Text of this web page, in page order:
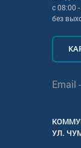
с08:00
без
Email -
УЛ.